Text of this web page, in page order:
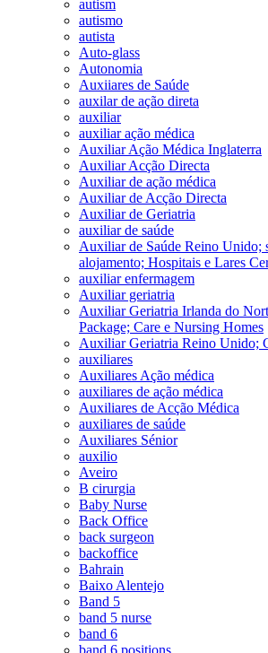
autism
autismo
autista
Auto-glass
Autonomia
Auxiiares de Saúde
auxilar de ação direta
auxiliar
auxiliar ação médica
Auxiliar Ação Médica Inglaterra
Auxiliar Acção Directa
Auxiliar de ação médica
Auxiliar de Acção Directa
Auxiliar de Geriatria
auxiliar de saúde
Auxiliar de Saúde Reino Unido;
alojamento; Hospitais e Lares
auxiliar enfermagem
Auxiliar geriatria
Auxiliar Geriatria Irlanda do
Package; Care e Nursing Homes
Auxiliar Geriatria Reino Unido;
auxiliares
Auxiliares Ação médica
auxiliares de ação médica
Auxiliares de Acção Médica
auxiliares de saúde
Auxiliares Sénior
auxilio
Aveiro
B cirurgia
Baby Nurse
Back Office
back surgeon
backoffice
Bahrain
Baixo Alentejo
Band 5
band 5 nurse
band 6
band 6 positions